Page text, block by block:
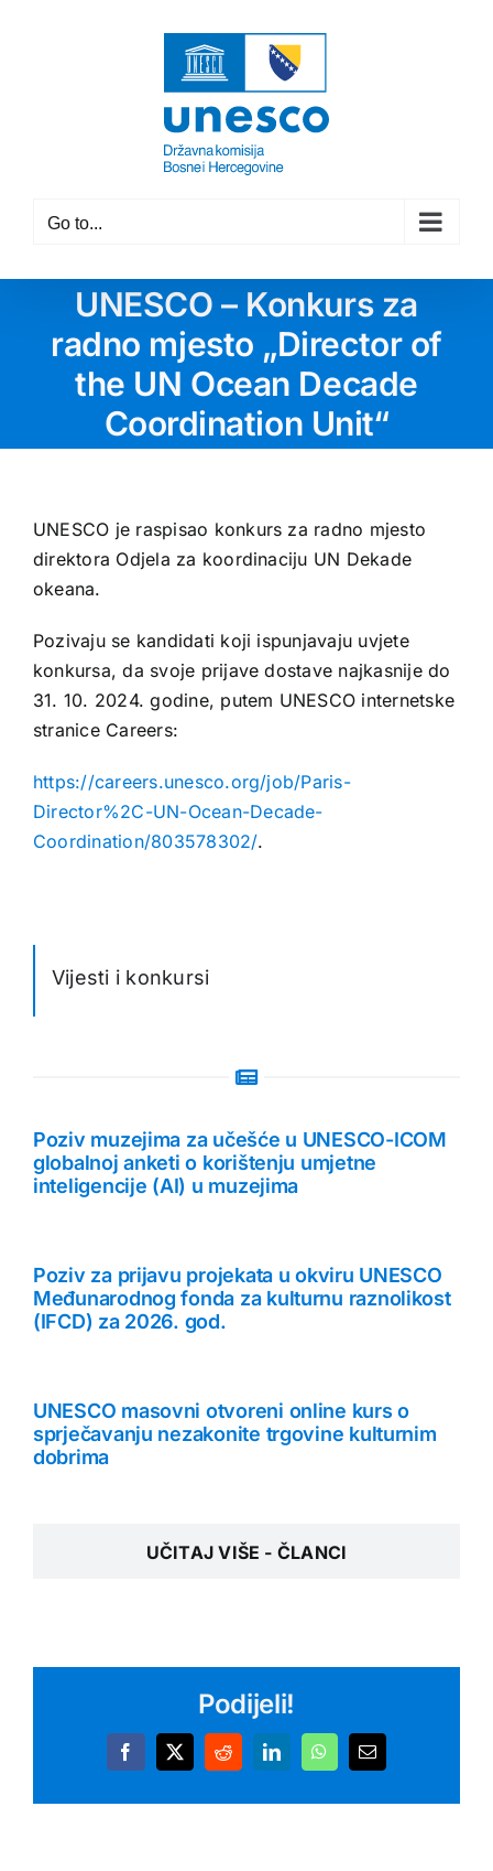
Go to...
UNESCO – Konkurs za
radno mjesto „Director of
the UN Ocean Decade
Coordination Unit“
UNESCO je raspisao konkurs za radno mjesto
direktora Odjela za koordinaciju UN Dekade
okeana.
Pozivaju se kandidati koji ispunjavaju uvjete
konkursa, da svoje prijave dostave najkasnije do
31. 10. 2024. godine, putem UNESCO internetske
stranice Careers:
https://careers.unesco.org/job/Paris-
Director%2C-UN-Ocean-Decade-
Coordination/803578302/.
Vijesti i konkursi
Poziv muzejima za učešće u UNESCO-ICOM
globalnoj anketi o korištenju umjetne
inteligencije (AI) u muzejima
Poziv za prijavu projekata u okviru UNESCO
Međunarodnog fonda za kulturnu raznolikost
(IFCD) za 2026. god.
UNESCO masovni otvoreni online kurs o
sprječavanju nezakonite trgovine kulturnim
dobrima
UČITAJ VIŠE - ČLANCI
Podijeli!
Facebook
X RedditLinkedInWhatsApp
Email